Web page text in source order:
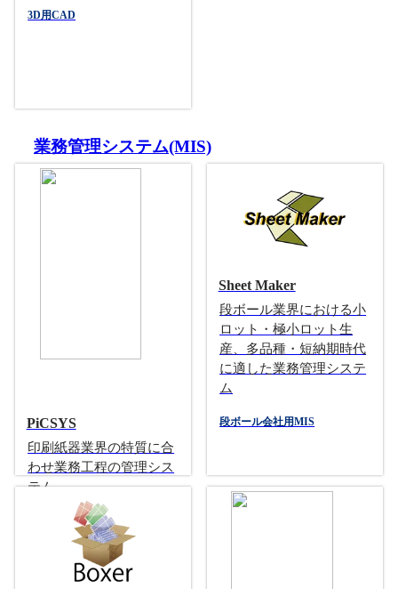
3D用CAD
業務管理システム(MIS)
PiCSYS
印刷紙器業界の特質に合
わせ業務工程の管理シス
テム
印刷紙器メーカー向けMIS
Sheet Maker
段ボール業界における小
ロット・極小ロット生
産、多品種・短納期時代
に適した業務管理システ
ム
段ボール会社用MIS